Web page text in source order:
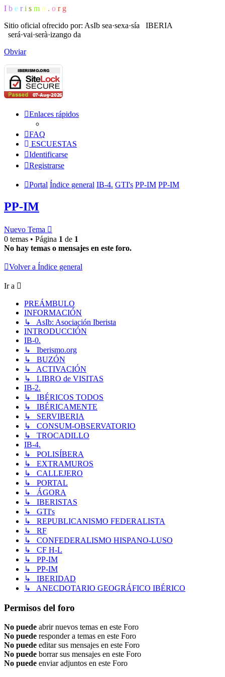
I b e r i s m o . o r g
Sitio oficial ofrecido por: AsIb sea·sexa·sía IBERIA
será·vai·serà·izango da
Obviar
Enlaces rápidos
FAQ
ESCUESTAS
Identificarse
Registrarse
Portal Índice general IB-4. GTI's PP-IM PP-IM
PP-IM
Nuevo Tema
0 temas • Página 1 de 1
No hay temas o mensajes en este foro.
Volver a Índice general
Ir a
PREÁMBULO
INFORMACIÓN
↳ AsIb: Asociación Iberista
INTRODUCCIÓN
IB-0.
↳ Iberismo.org
↳ BUZÓN
↳ ACTIVACIÓN
↳ LIBRO de VISITAS
IB-2.
↳ IBÉRICOS TODOS
↳ IBÉRICAMENTE
↳ SERVIBERIA
↳ CONSUM-OBSERVATORIO
↳ TROCADILLO
IB-4.
↳ POLISÍBERA
↳ EXTRAMUROS
↳ CALLEJERO
↳ PORTAL
↳ ÁGORA
↳ IBERISTAS
↳ GTI's
↳ REPUBLICANISMO FEDERALISTA
↳ RF
↳ CONFEDERALISMO HISPANO-LUSO
↳ CF H-L
↳ PP-IM
↳ PP-IM
↳ IBERIDAD
↳ ANECDOTARIO GEOGRÁFICO IBÉRICO
Permisos del foro
No puede abrir nuevos temas en este Foro
No puede responder a temas en este Foro
No puede editar sus mensajes en este Foro
No puede borrar sus mensajes en este Foro
No puede enviar adjuntos en este Foro